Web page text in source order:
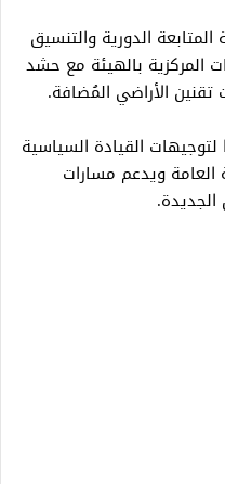
الدورية والتنسيق
المركزية بالهيئة مع حشد
تقنين الأراضي المُضافة.
القيادة السياسية
العامة ويدعم مسارات
الجديدة.